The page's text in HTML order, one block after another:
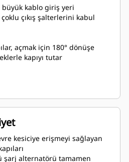
büyük kablo giriş yeri
çıkış şalterlerini kabul
açmak için 180° dönüşe
kapıyı tutar
kesiciye erişmeyi sağlayan
şarj alternatörü tamamen